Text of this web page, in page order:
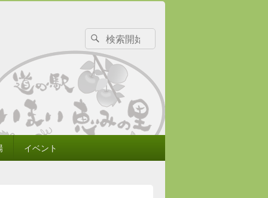
検
索
対
象:
検
索
イベント